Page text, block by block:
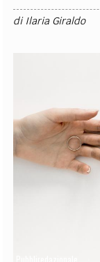
di Ilaria Giraldo